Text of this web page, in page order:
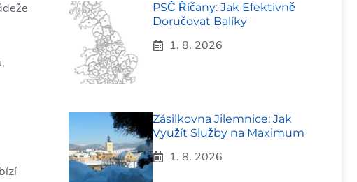
PSČ Říčany: Jak Efektivně
Doručovat Balíky
1. 8. 2026
Zásilkovna Jilemnice: Jak
Využít Služby na Maximum
1. 8. 2026